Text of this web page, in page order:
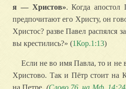
я — Христов». Когда апостол
предпочитают его Христу, он
Христос? разве Павел распялся
вы крестились?» (1Кор.1:13)
Если не во имя Павла, то и не
Христово. Так и Пётр стоит